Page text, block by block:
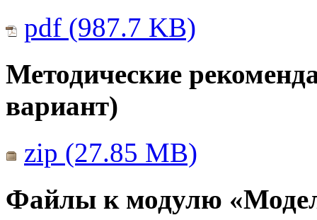
pdf (987.7 KB)
Методические
вариант)
zip (27.85 MB)
Файлы к модулю